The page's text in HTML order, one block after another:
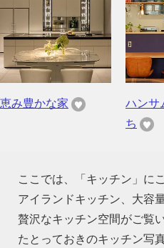
恵み豊かな家
ハンサ
ち
ここでは、「キッチン」に
アイランドキッチン、大容
贅沢なキッチン空間がご覧
たとっておきのキッチン写